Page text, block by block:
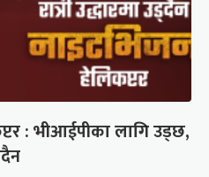
: भीआईपीका लागि उड्छ,